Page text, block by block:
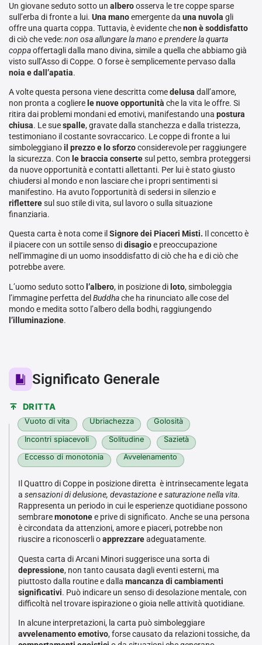
Un giovane seduto sotto un alberoosserva le tre coppe sparse
sull’erba di fronte a lui. Una manoemergente da una nuvola gli
offre una quarta coppa. Tuttavia, è evidente chenon è soddisfatto
di ciò che vede:non osa allungare la mano e prendere la quarta
coppaoffertagli dalla mano divina, simile a quella che abbiamo già
visto sull’Asso di Coppe. O forse è semplicemente pervaso dalla
noia e dall’apatia.
A volte questa persona viene descritta comedelusa dall’amore,
non pronta a cogliere le nuove opportunità che la vita le offre. Si
ritira dai problemi mondani ed emotivi, manifestando una postura
chiusa. Le suespalle, gravate dalla stanchezza e dalla tristezza,
testimoniano il costante sovraccarico. Le coppe di fronte a lui
simboleggianoil prezzo e lo sforzoconsiderevole per raggiungere
la sicurezza. Con le braccia consertesul petto, sembra proteggersi
da nuove opportunità e contatti allettanti. Per lui è stato giusto
chiudersi al mondo e non lasciare che i propri sentimenti si
manifestino. Ha avuto l’opportunità di sedersi in silenzio e
rifletteresul suo stile di vita, sul lavoro o sulla situazione
finanziaria.
Questa carta è nota come ilSignore dei Piaceri Misti. Il concetto è
il piacere con un sottile senso didisagioe preoccupazione
nell’immagine di un uomo insoddisfatto di ciò che ha e di ciò che
potrebbe avere.
L’uomo seduto sotto l’albero, in posizione di loto, simboleggia
l’immagine perfetta del Buddhache ha rinunciato alle cose del
mondo e medita sotto l’albero della bodhi, raggiungendo
l’illuminazione.
Significato Generale
DRITTA
Vuoto di vita Ubriachezza Golosità
Incontri spiacevoli Solitudine Sazietà
Eccesso di monotonia Avvelenamento
Il Quattro di Coppe in posizione diretta è intrinsecamente legata
a sensazioni di delusione, devastazione e saturazione nella vita.
Rappresenta un periodo in cui le esperienze quotidiane possono
sembraremonotonee prive di significato. Anche se una persona
è circondata da attenzioni, amore e piaceri, potrebbe non
riuscire a riconoscerli oapprezzareadeguatamente.
Questa carta di Arcani Minori suggerisce una sorta di
depressione, non tanto causata dagli eventi esterni, ma
piuttosto dalla routine e dalla mancanza di cambiamenti
significativi. Può indicare un senso di desolazione mentale, con
difficoltà nel trovare ispirazione o gioia nelle attività quotidiane.
In alcune interpretazioni, la carta può simboleggiare
avvelenamento emotivo, forse causato da relazioni tossiche, da